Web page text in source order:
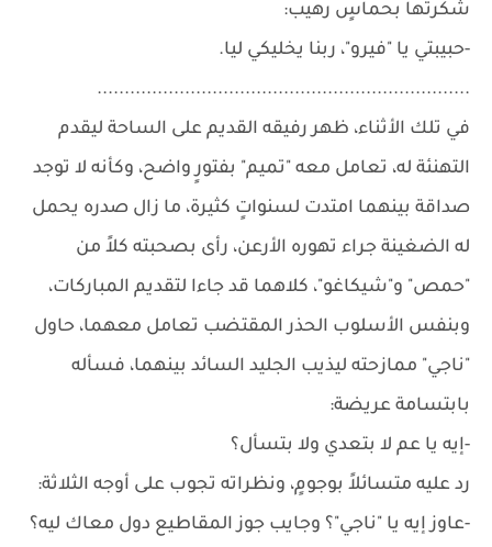
شكرتها بحماسٍ رهيب:
-حبيبتي يا "فيرو"، ربنا يخليكي ليا.
....................................................................
في تلك الأثناء، ظهر رفيقه القديم على الساحة ليقدم
التهنئة له، تعامل معه "تميم" بفتورٍ واضح، وكأنه لا توجد
صداقة بينهما امتدت لسنواتٍ كثيرة، ما زال صدره يحمل
له الضغينة جراء تهوره الأرعن، رأى بصحبته كلاً من
"حمص" و"شيكاغو"، كلاهما قد جاءا لتقديم المباركات،
وبنفس الأسلوب الحذر المقتضب تعامل معهما، حاول
"ناجي" ممازحته ليذيب الجليد السائد بينهما، فسأله
بابتسامة عريضة:
-إيه يا عم لا بتعدي ولا بتسأل؟
رد عليه متسائلاً بوجومٍ، ونظراته تجوب على أوجه الثلاثة:
-عاوز إيه يا "ناجي"؟ وجايب جوز المقاطيع دول معاك ليه؟